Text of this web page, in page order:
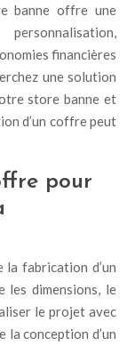
banne offre une
financières
une solution
store banne et
d’un coffre peut
pour
la fabrication d’un
les dimensions, le
le projet avec
la conception d’un